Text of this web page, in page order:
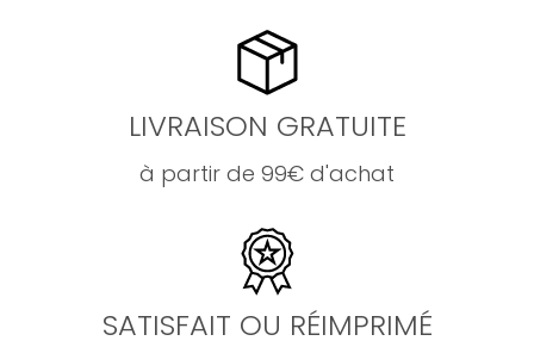
LIVRAISON GRATUITE
à partir de 99€ d'achat
SATISFAIT OU RÉIMPRIMÉ